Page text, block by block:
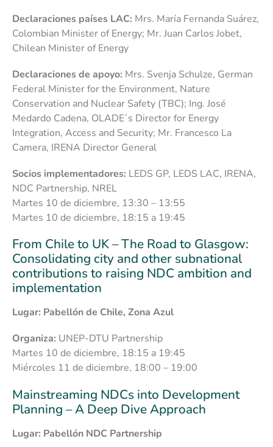
Declaraciones países LAC: Mrs. María Fernanda Suárez,
Colombian Minister of Energy; Mr. Juan Carlos Jobet,
Chilean Minister of Energy
Declaraciones de apoyo: Mrs. Svenja Schulze, German
Federal Minister for the Environment, Nature
Conservation and Nuclear Safety (TBC); Ing. José
Medardo Cadena, OLADE´s Director for Energy
Integration, Access and Security; Mr. Francesco La
Camera, IRENA Director General
Socios implementadores: LEDS GP, LEDS LAC, IRENA,
NDC Partnership, NREL
Martes 10 de diciembre, 13:30 – 13:55
Martes 10 de diciembre, 18:15 a 19:45
From Chile to UK – The Road to Glasgow:
Consolidating city and other subnational
contributions to raising NDC ambition and
implementation
Lugar: Pabellón de Chile, Zona Azul
Organiza: UNEP-DTU Partnership
Martes 10 de diciembre, 18:15 a 19:45
Miércoles 11 de diciembre, 18:00 – 19:00
Mainstreaming NDCs into Development
Planning – A Deep Dive Approach
Lugar: Pabellón NDC Partnership